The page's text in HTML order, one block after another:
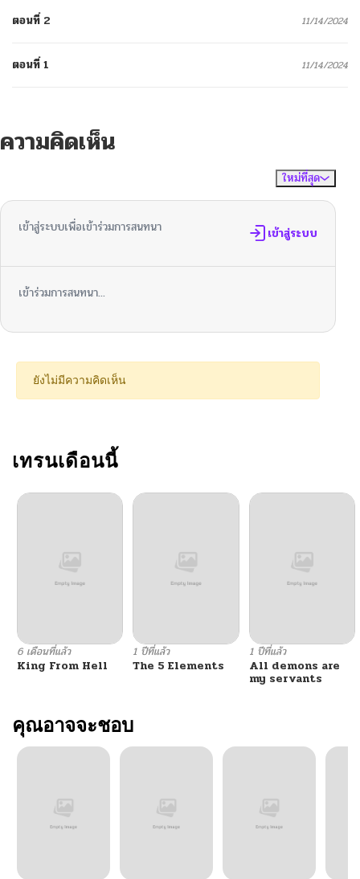
ตอนที่ 2 11/14/2024
ตอนที่ 1 11/14/2024
ความคิดเห็น
ใหม่ที่สุด
เข้าสู่ระบบเพื่อเข้าร่วมการสนทนา เข้าสู่ระบบ
เข้าร่วมการสนทนา...
ยังไม่มีความคิดเห็น
เทรนเดือนนี้
6 เดือนที่แล้ว
King From Hell
1 ปีที่แล้ว
The 5 Elements
1 ปีที่แล้ว
All demons are
my servants
คุณอาจจะชอบ